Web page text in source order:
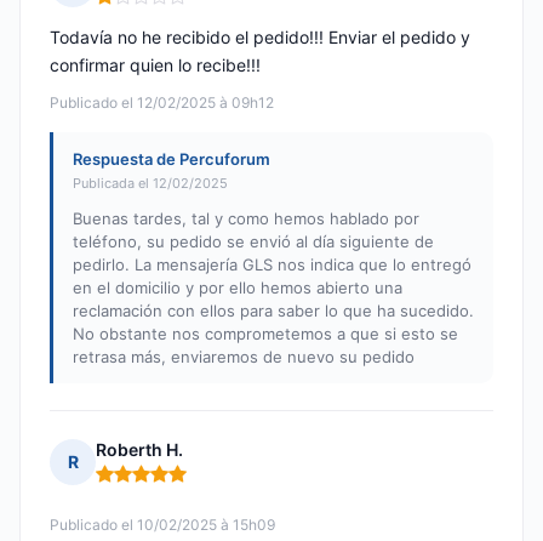
Nota: 1 de 5
Publicado el 12/02/2025 à 09h12
Todavía no he recibido el pedido!!! Enviar el pedido y
confirmar quien lo recibe!!!
Respuesta de Percuforum
Publicada el 12/02/2025
Buenas tardes, tal y como hemos hablado por
teléfono, su pedido se envió al día siguiente de
pedirlo. La mensajería GLS nos indica que lo entregó
en el domicilio y por ello hemos abierto una
reclamación con ellos para saber lo que ha sucedido.
No obstante nos comprometemos a que si esto se
retrasa más, enviaremos de nuevo su pedido
R
Roberth H.
Nota: 5 de 5
Publicado el 10/02/2025 à 15h09